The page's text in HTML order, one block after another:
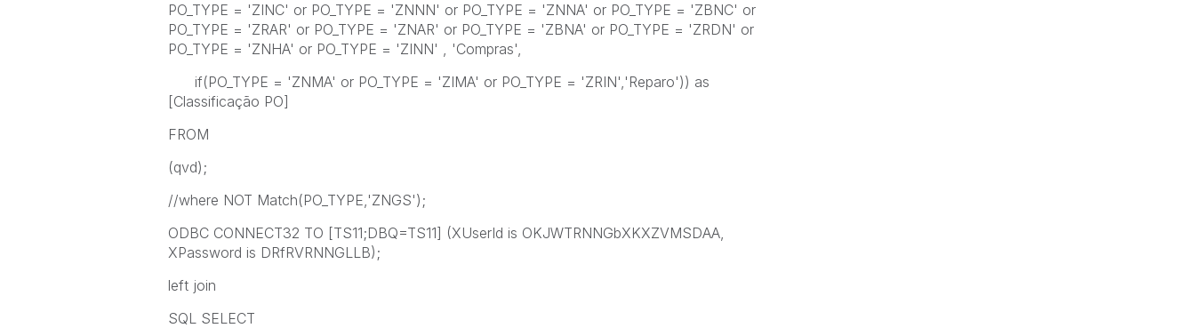
PO_TYPE = 'ZINC' or PO_TYPE = 'ZNNN' or PO_TYPE = 'ZNNA' or PO_TYPE = 'ZBNC' or
PO_TYPE = 'ZRAR' or PO_TYPE = 'ZNAR' or PO_TYPE = 'ZBNA' or PO_TYPE = 'ZRDN' or
PO_TYPE = 'ZNHA' or PO_TYPE = 'ZINN' , 'Compras',
if(PO_TYPE = 'ZNMA' or PO_TYPE = 'ZIMA' or PO_TYPE = 'ZRIN','Reparo')) as
[Classificação PO]
FROM
(qvd);
//where NOT Match(PO_TYPE,'ZNGS');
ODBC CONNECT32 TO [TS11;DBQ=TS11] (XUserId is OKJWTRNNGbXKXZVMSDAA,
XPassword is DRfRVRNNGLLB);
left join
SQL SELECT